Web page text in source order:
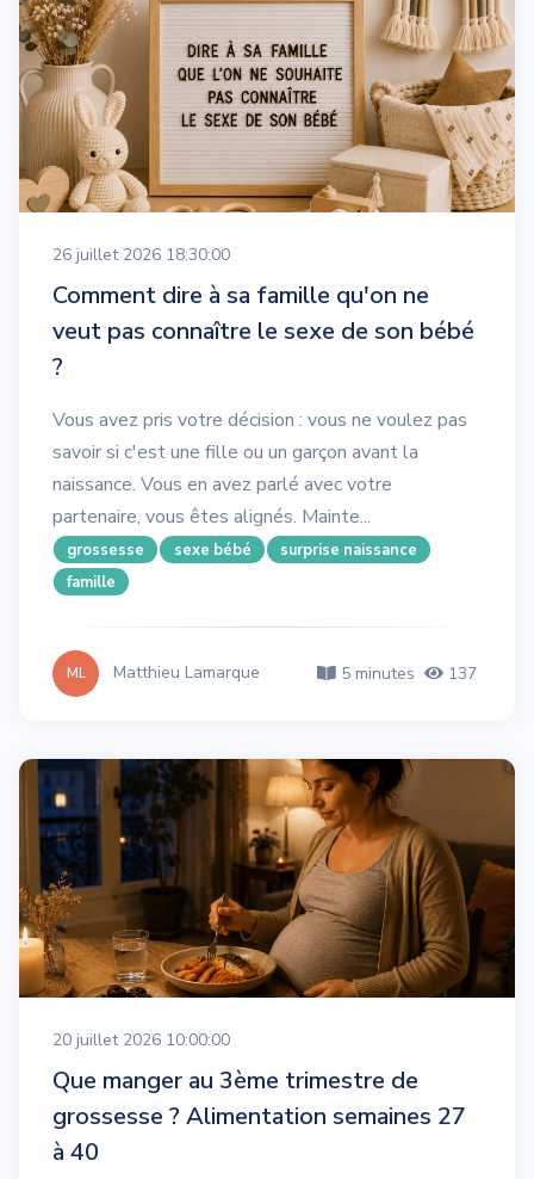
26 juillet 2026 18:30:00
Comment dire à sa famille qu'on ne
veut pas connaître le sexe de son bébé
?
Vous avez pris votre décision : vous ne voulez pas
savoir si c'est une fille ou un garçon avant la
naissance. Vous en avez parlé avec votre
partenaire, vous êtes alignés. Mainte...
grossesse sexe bébé
surprise naissance
famille
ML Matthieu Lamarque 5 minutes 137
20 juillet 2026 10:00:00
Que manger au 3ème trimestre de
grossesse ? Alimentation semaines 27
à 40